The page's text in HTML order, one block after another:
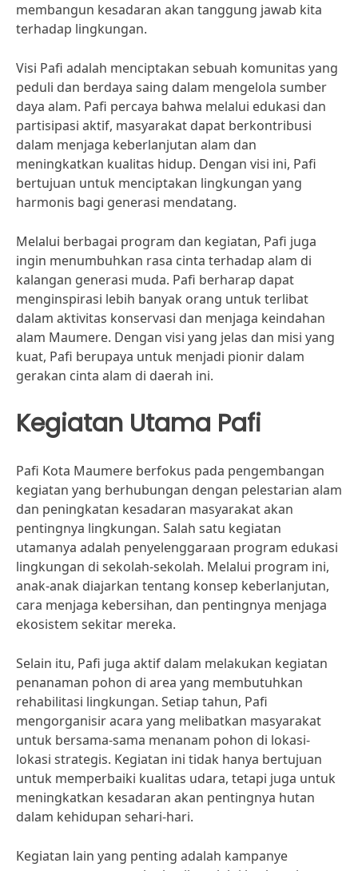
membangun kesadaran akan tanggung jawab kita
terhadap lingkungan.
Visi Pafi adalah menciptakan sebuah komunitas yang
peduli dan berdaya saing dalam mengelola sumber
daya alam. Pafi percaya bahwa melalui edukasi dan
partisipasi aktif, masyarakat dapat berkontribusi
dalam menjaga keberlanjutan alam dan
meningkatkan kualitas hidup. Dengan visi ini, Pafi
bertujuan untuk menciptakan lingkungan yang
harmonis bagi generasi mendatang.
Melalui berbagai program dan kegiatan, Pafi juga
ingin menumbuhkan rasa cinta terhadap alam di
kalangan generasi muda. Pafi berharap dapat
menginspirasi lebih banyak orang untuk terlibat
dalam aktivitas konservasi dan menjaga keindahan
alam Maumere. Dengan visi yang jelas dan misi yang
kuat, Pafi berupaya untuk menjadi pionir dalam
gerakan cinta alam di daerah ini.
Kegiatan Utama Pafi
Pafi Kota Maumere berfokus pada pengembangan
kegiatan yang berhubungan dengan pelestarian alam
dan peningkatan kesadaran masyarakat akan
pentingnya lingkungan. Salah satu kegiatan
utamanya adalah penyelenggaraan program edukasi
lingkungan di sekolah-sekolah. Melalui program ini,
anak-anak diajarkan tentang konsep keberlanjutan,
cara menjaga kebersihan, dan pentingnya menjaga
ekosistem sekitar mereka.
Selain itu, Pafi juga aktif dalam melakukan kegiatan
penanaman pohon di area yang membutuhkan
rehabilitasi lingkungan. Setiap tahun, Pafi
mengorganisir acara yang melibatkan masyarakat
untuk bersama-sama menanam pohon di lokasi-
lokasi strategis. Kegiatan ini tidak hanya bertujuan
untuk memperbaiki kualitas udara, tetapi juga untuk
meningkatkan kesadaran akan pentingnya hutan
dalam kehidupan sehari-hari.
Kegiatan lain yang penting adalah kampanye